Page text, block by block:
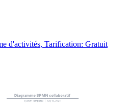
d'activités, Tarification: Gratuit